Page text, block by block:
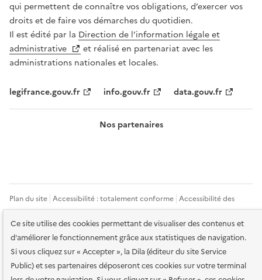
Ce site utilise des cookies permettant de visualiser des contenus et
d'améliorer le fonctionnement grâce aux statistiques de navigation.
Si vous cliquez sur « Accepter », la Dila (éditeur du site Service
Public) et ses partenaires déposeront ces cookies sur votre terminal
qui permettent de connaître vos obligations, d’exercer vos
droits et de faire vos démarches du quotidien.
Il est édité par la Direction de l’information légale et
administrative
et réalisé en partenariat avec les
administrations nationales et locales.
legifrance.gouv.fr info.gouv.fr data.gouv.fr
Nos partenaires
Plan du site Accessibilité : totalement conforme Accessibilité des
services en ligne Mentions légales Données personnelles et sécurité
Conditions générales d'utilisation Gestion des cookies
Sauf mention contraire, tous les contenus de ce site sont souslicence